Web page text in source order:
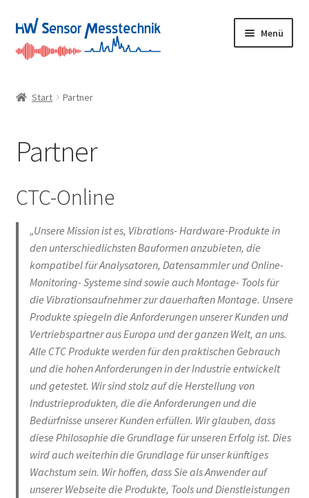
Zur
Navigation
springen
Zum
Inhalt
springen
Menü
Anwendungen
Aktuelles
Über uns
Karriere
Beratungstermin buchen
Start Partner
Partner
CTC-Online
„Unsere Mission ist es, Vibrations- Hardware-Produkte in
den unterschiedlichsten Bauformen anzubieten, die
kompatibel für Analysatoren, Datensammler und Online-
Monitoring- Systeme sind sowie auch Montage- Tools für
die Vibrationsaufnehmer zur dauerhaften Montage. Unsere
Produkte spiegeln die Anforderungen unserer Kunden und
Vertriebspartner aus Europa und der ganzen Welt, an uns.
Alle CTC Produkte werden für den praktischen Gebrauch
und die hohen Anforderungen in der Industrie entwickelt
und getestet. Wir sind stolz auf die Herstellung von
Industrieprodukten, die die Anforderungen und die
Bedürfnisse unserer Kunden erfüllen. Wir glauben, dass
diese Philosophie die Grundlage für unseren Erfolg ist. Dies
wird auch weiterhin die Grundlage für unser künftiges
Wachstum sein. Wir hoffen, dass Sie als Anwender auf
unserer Webseite die Produkte, Tools und Dienstleistungen